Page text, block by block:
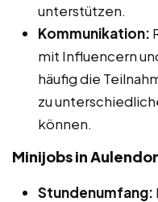
unterstützen.
Kommunikation:
mit Influencern
häufig die
zu
können.
Minijobs in
Stundenumfang: